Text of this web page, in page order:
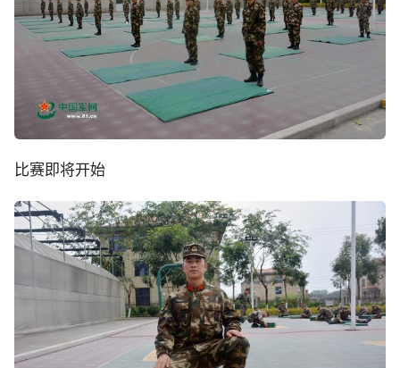
比赛即将开始